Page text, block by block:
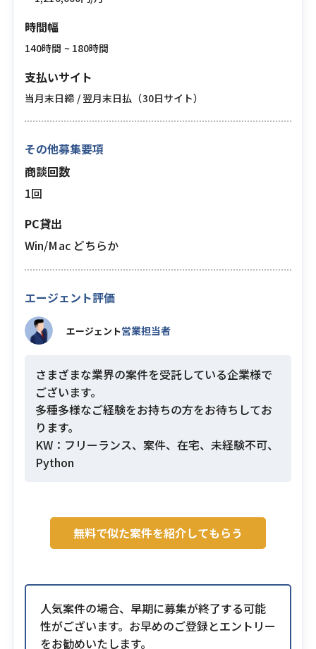
時間幅
140時間 ~ 180時間
支払いサイト
当月末日締 / 翌月末日払（30日サイト）
その他募集要項
商談回数
1回
PC貸出
Win/Mac どちらか
エージェント評価
エージェント営業担当者
さまざまな業界の案件を受託している企業様で
ございます。
多種多様なご経験をお持ちの方をお待ちしてお
ります。
KW：フリーランス、案件、在宅、未経験不可、
Python
無料で似た案件を紹介してもらう
人気案件の場合、早期に募集が終了する可能
性がございます。お早めのご登録とエントリー
をお勧めいたします。